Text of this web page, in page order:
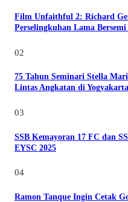
Film Unfaithful 2: Richard
Perselingkuhan Lama
02
75 Tahun Seminari Stella
Lintas Angkatan di Yogyakarta
03
SSB Kemayoran 17 FC dan
EYSC 2025
04
Ramon Tanque Ingin Cetak